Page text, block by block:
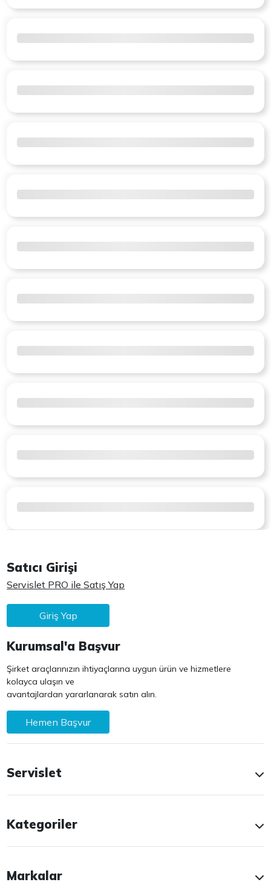
Satıcı Girişi
Servislet PRO ile Satış Yap
Giriş Yap
Kurumsal'a Başvur
Şirket araçlarınızın ihtiyaçlarına uygun ürün ve hizmetlere
kolayca ulaşın ve
avantajlardan yararlanarak satın alın.
Hemen Başvur
Servislet
Kategoriler
Markalar